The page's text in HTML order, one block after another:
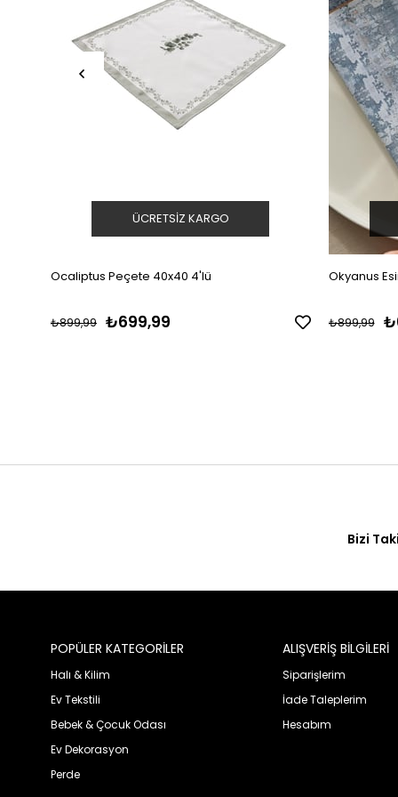
Ocaliptus Peçete 40x40 4'lü
₺699,99
₺899,99
ÜCRETSIZ KARGO
Okyanus
₺899,99
Bizi
POPÜLER KATEGORİLER
Halı & Kilim
Ev Tekstili
Bebek & Çocuk Odası
Ev Dekorasyon
Perde
ALIŞVERİŞ BİLGİLERİ
Siparişlerim
İade Taleplerim
Hesabım